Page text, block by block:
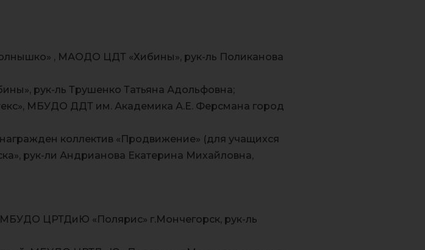
, МАОДО ЦДТ «Хибины», рук-ль Поликанова
рук-ль Трушенко Татьяна Адольфовна;
МБУДО ДДТ им. Академика А.Е. Ферсмана город
коллектив «Продвижение» (для учащихся
рук-ли Андрианова Екатерина Михайловна,
МБУДО ЦРТДиЮ «Полярис» г.Мончегорск, рук-ль